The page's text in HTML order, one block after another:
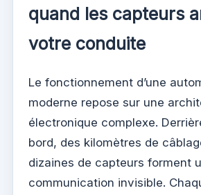
quand les capteurs
votre conduite
Le fonctionnement d’une
moderne repose sur une
électronique complexe.
bord, des kilomètres de
dizaines de capteurs forment
communication invisible.